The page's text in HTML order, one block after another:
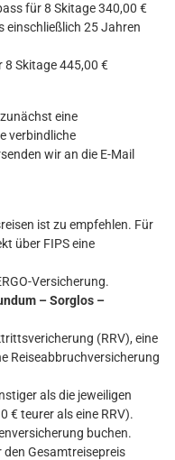
für 8 Skitage 340,00 €
einschließlich 25 Jahren
8 Skitage 445,00 €
eine
verbindliche
wir an die E-Mail
ist zu empfehlen. Für
über FIPS eine
Versicherung.
– Sorglos –
(RRV), eine
Reiseabbruchversicherung
als die jeweiligen
€ teurer als eine RRV).
buchen.
Gesamtreisepreis